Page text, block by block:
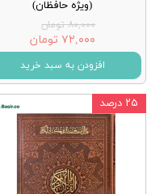
(ویژه حافظان)
۸۰,۰۰۰ تومان
۷۲,۰۰۰ تومان
افزودن به سبد خرید
۲۵ درصد